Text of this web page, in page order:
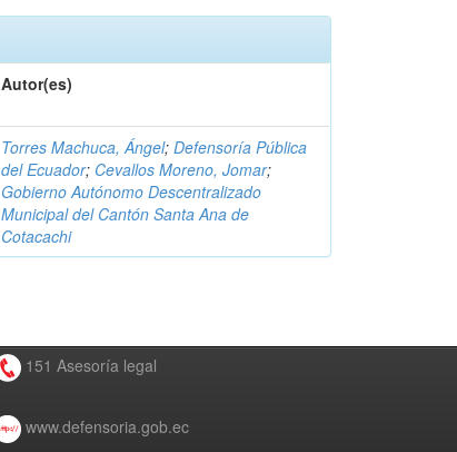
Autor(es)
Torres Machuca, Ángel;Defensoría Pública
del Ecuador; Cevallos Moreno, Jomar;
Gobierno Autónomo Descentralizado
Municipal del Cantón Santa Ana de
Cotacachi
151 Asesoría legal
www.defensoria.gob.ec